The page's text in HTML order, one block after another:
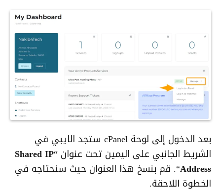
بعد الدخول إلى لوحة cPanel ستجد الايبي في
الشريط الجانبي على اليمين تحت عنوان “Shared IP
Address“. قم بنسخ هذا العنوان حيث سنحتاجه في
الخطوة اللاحقة.